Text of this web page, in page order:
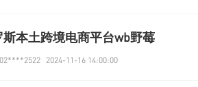
斯本土跨境电商平台wb野莓
2024-11-16 14:00:00